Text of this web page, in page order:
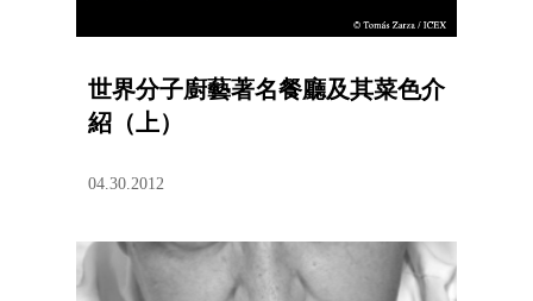
世界分子廚藝著名餐廳及其菜色介
紹（上）
04.30.2012